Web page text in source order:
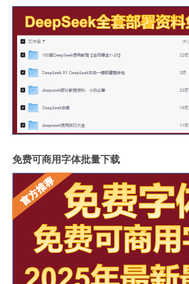
免费可商用字体批量下载